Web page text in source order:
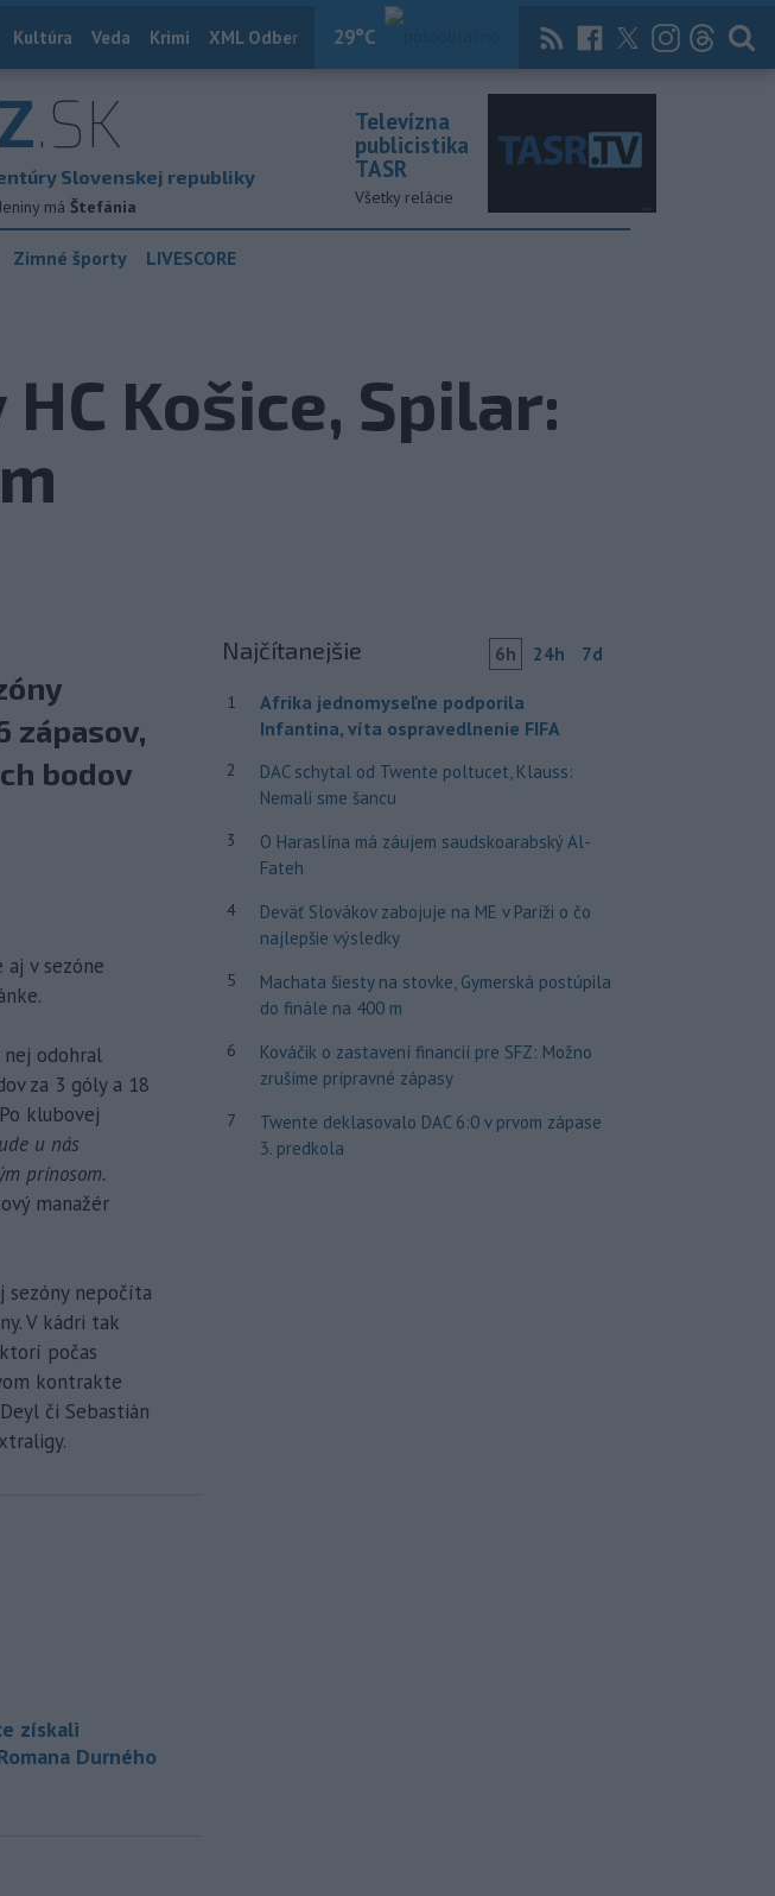
29°C
Kultúra Veda Krimi XML Odber Knihy Magazín News Now Archív
.SK
Slovenskej republiky
má Štefánia
Televízna
publicistika
TASR
Všetky relácie
Zimné športy LIVESCORE
Košice, Spilar:
zápasov,
bodov
aj v sezóne
nej odohral
za 3 góly a 18
klubovej
u nás
prínosom.
manažér
sezóny nepočíta
V kádri tak
počas
kontrakte
či Sebastián
získali
Durného
Najčítanejšie 6h 24h 7d
1
Afrika jednomyseľne podporila
Infantina, víta ospravedlnenie FIFA
2
DAC schytal od Twente poltucet, Klauss:
Nemali sme šancu
3
O Haraslína má záujem saudskoarabský Al-
Fateh
4
Deväť Slovákov zabojuje na ME v Paríži o čo
najlepšie výsledky
5
Machata šiesty na stovke, Gymerská postúpila
do finále na 400 m
6
Kováčik o zastavení financií pre SFZ: Možno
zrušíme prípravné zápasy
7
Twente deklasovalo DAC 6:0 v prvom zápase
3. predkola